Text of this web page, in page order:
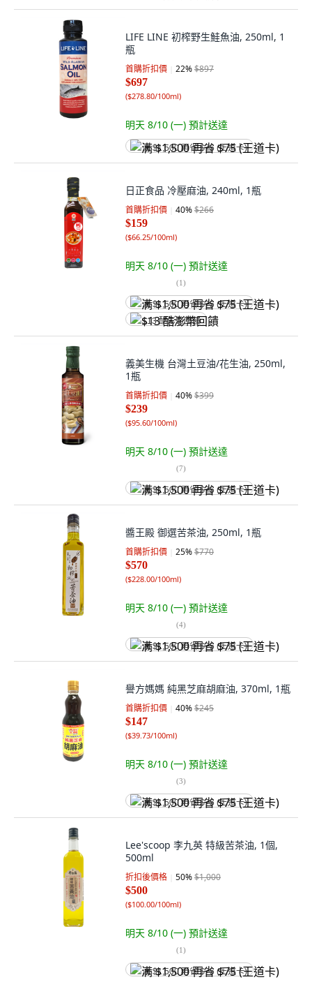
LIFE LINE 初榨野生鮭魚油, 250ml, 1
瓶
首購折扣價 22%$897
$697
($278.80/100ml)
明天 8/10 (一) 預計送達
满 $1,500 再省 $75 (王道卡)
日正食品 冷壓麻油, 240ml, 1瓶
首購折扣價 40%$266
$159
($66.25/100ml)
明天 8/10 (一) 預計送達
(1)
满 $1,500 再省 $75 (王道卡)
$13 酷澎幣回饋
義美生機 台灣土豆油/花生油, 250ml,
1瓶
首購折扣價 40%$399
$239
($95.60/100ml)
明天 8/10 (一) 預計送達
(7)
满 $1,500 再省 $75 (王道卡)
醬王殿 御選苦茶油, 250ml, 1瓶
首購折扣價 25%$770
$570
($228.00/100ml)
明天 8/10 (一) 預計送達
(4)
满 $1,500 再省 $75 (王道卡)
譽方媽媽 純黑芝麻胡麻油, 370ml, 1瓶
首購折扣價 40%$245
$147
($39.73/100ml)
明天 8/10 (一) 預計送達
(3)
满 $1,500 再省 $75 (王道卡)
Lee'scoop 李九英 特級苦茶油, 1個,
500ml
折扣後價格 50%$1,000
$500
($100.00/100ml)
明天 8/10 (一) 預計送達
(1)
满 $1,500 再省 $75 (王道卡)